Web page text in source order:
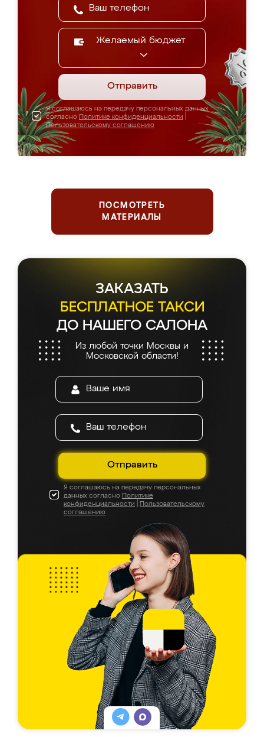
Желаемый бюджет
Отправить
Я соглашаюсь на передачу персональных данных
согласно Политике конфиденциальности
Пользовательскому соглашению
ПОСМОТРЕТЬ
МАТЕРИАЛЫ
ЗАКАЗАТЬ
БЕСПЛАТНОЕ ТАКСИ
ДО НАШЕГО САЛОНА
Из любой точки Москвы и
Московской области!
Отправить
Я соглашаюсь на передачу персональных
данных согласно Политике
конфиденциальности
Пользовательскому
соглашению